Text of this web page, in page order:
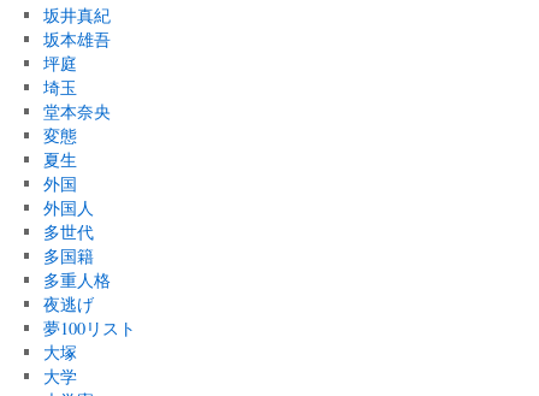
坂井真紀
坂本雄吾
坪庭
埼玉
堂本奈央
変態
夏生
外国
外国人
多世代
多国籍
多重人格
夜逃げ
夢100リスト
大塚
大学